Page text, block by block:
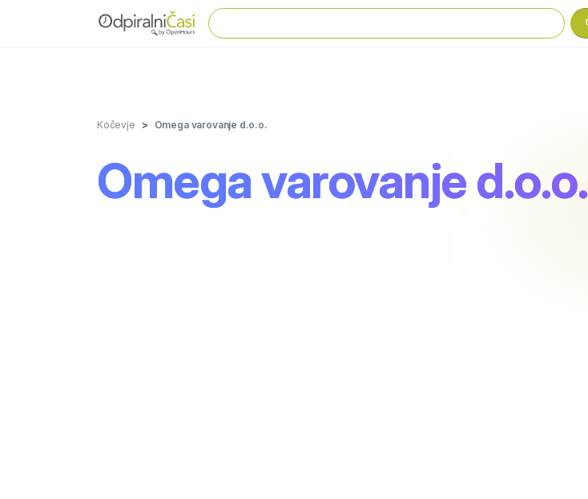
Kočevje Omega varovanje d.o.o.
Omega varovanje d.o.o.